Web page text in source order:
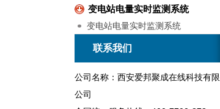
变电站电量实时监测系统
变电站电量实时监测系统
联系我们
公司名称：西安爱邦聚成在线科技有限
公司